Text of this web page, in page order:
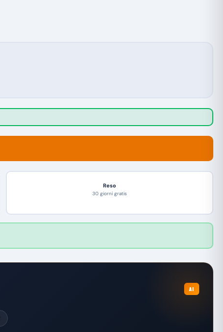
Reso
30 giorni gratis
AI